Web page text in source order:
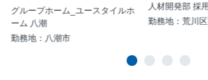
グループホーム_ユースタイルホ
ーム 八潮
勤務地：八潮市
人材開発部 採
勤務地：荒川